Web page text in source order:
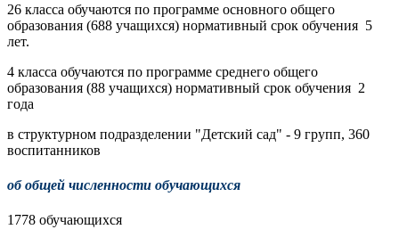
26 класса обучаются по программе основного общего
образования (688 учащихся) нормативный срок обучения 5
лет.
4 класса обучаются по программе среднего общего
образования (88 учащихся) нормативный срок обучения 2
года
в структурном подразделении "Детский сад" - 9 групп, 360
воспитанников
об общей численности обучающихся
1778 обучающихся